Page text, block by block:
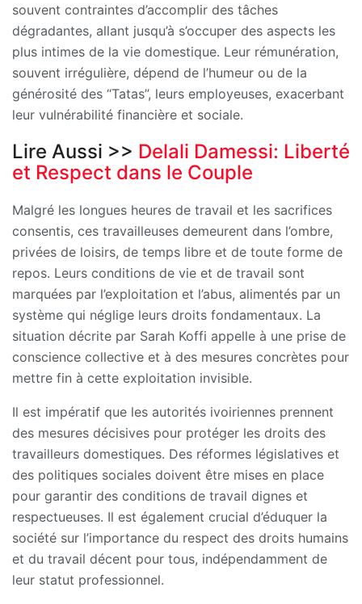
souvent contraintes d’accomplir des tâches
dégradantes, allant jusqu’à s’occuper des aspects les
plus intimes de la vie domestique. Leur rémunération,
souvent irrégulière, dépend de l’humeur ou de la
générosité des “Tatas”, leurs employeuses, exacerbant
leur vulnérabilité financière et sociale.
Lire Aussi >> Delali Damessi: Liberté
et Respect dans le Couple
Malgré les longues heures de travail et les sacrifices
consentis, ces travailleuses demeurent dans l’ombre,
privées de loisirs, de temps libre et de toute forme de
repos. Leurs conditions de vie et de travail sont
marquées par l’exploitation et l’abus, alimentés par un
système qui néglige leurs droits fondamentaux. La
situation décrite par Sarah Koffi appelle à une prise de
conscience collective et à des mesures concrètes pour
mettre fin à cette exploitation invisible.
Il est impératif que les autorités ivoiriennes prennent
des mesures décisives pour protéger les droits des
travailleurs domestiques. Des réformes législatives et
des politiques sociales doivent être mises en place
pour garantir des conditions de travail dignes et
respectueuses. Il est également crucial d’éduquer la
société sur l’importance du respect des droits humains
et du travail décent pour tous, indépendamment de
leur statut professionnel.